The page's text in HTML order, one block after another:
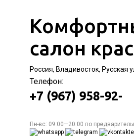
салон
Россия, Владивосток, Русская
Телефон:
+7 (967) 958-92-
Пн-вс: 09:00—20:00 по